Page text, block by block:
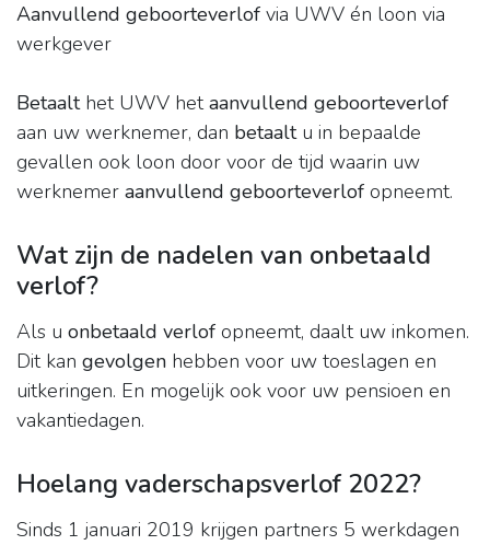
Aanvullend geboorteverlof via UWV én loon via
werkgever
Betaalthet UWV hetaanvullend geboorteverlof
aan uw werknemer, dan betaaltu in bepaalde
gevallen ook loon door voor de tijd waarin uw
werknemer aanvullend geboorteverlof opneemt.
Wat zijn de nadelen van onbetaald
verlof?
Als u onbetaald verlof opneemt, daalt uw inkomen.
Dit kan gevolgen hebben voor uw toeslagen en
uitkeringen. En mogelijk ook voor uw pensioen en
vakantiedagen.
Hoelang vaderschapsverlof 2022?
Sinds 1 januari 2019 krijgen partners 5 werkdagen